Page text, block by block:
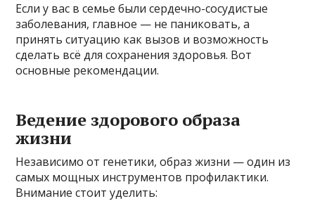
Если у вас в семье были сердечно-сосудистые
заболевания, главное — не паниковать, а
принять ситуацию как вызов и возможность
сделать всё для сохранения здоровья. Вот
основные рекомендации.
Ведение здорового образа
жизни
Независимо от генетики, образ жизни — один из
самых мощных инструментов профилактики.
Внимание стоит уделить: